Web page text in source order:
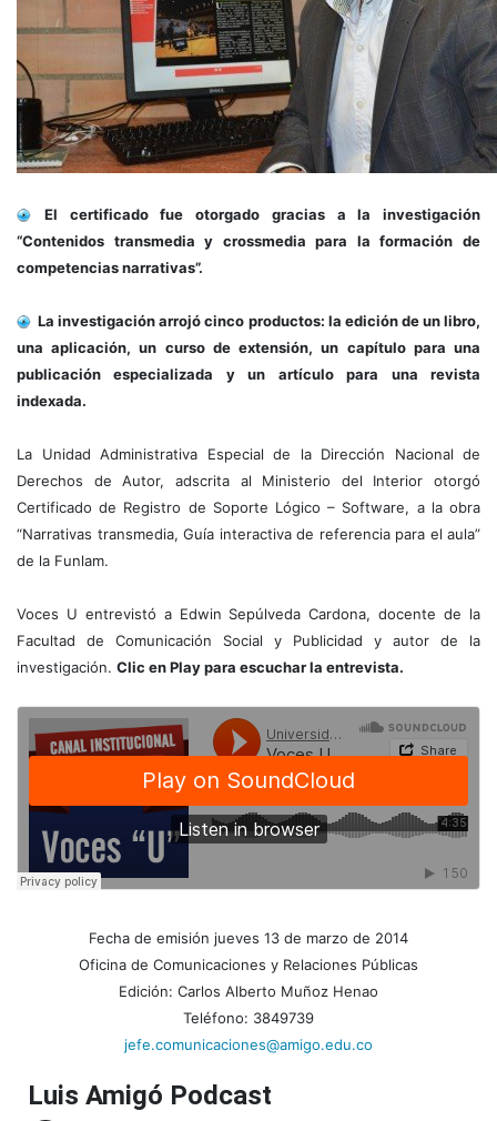
El certificado fue otorgado gracias a la investigación
“Contenidos transmedia y crossmedia para la formación de
competencias narrativas”.
La investigación arrojó cinco productos: la edición de un libro,
una aplicación, un curso de extensión, un capítulo para una
publicación especializada y un artículo para una revista
indexada.
La Unidad Administrativa Especial de la Dirección Nacional de
Derechos de Autor, adscrita al Ministerio del Interior otorgó
Certificado de Registro de Soporte Lógico – Software, a la obra
“Narrativas transmedia, Guía interactiva de referencia para el aula”
de la Funlam.
Voces U entrevistó a Edwin Sepúlveda Cardona, docente de la
Facultad de Comunicación Social y Publicidad y autor de la
investigación. Clic en Play para escuchar la entrevista.
Fecha de emisión jueves 13 de marzo de 2014
Oficina de Comunicaciones y Relaciones Públicas
Edición: Carlos Alberto Muñoz Henao
Teléfono: 3849739
jefe.comunicaciones@amigo.edu.co
Luis Amigó Podcast